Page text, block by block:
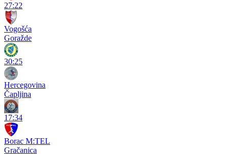
27:22
Vogošća
Goražde
30:25
Hercegovina
Čapljina
17:34
Borac M:TEL
Gračanica